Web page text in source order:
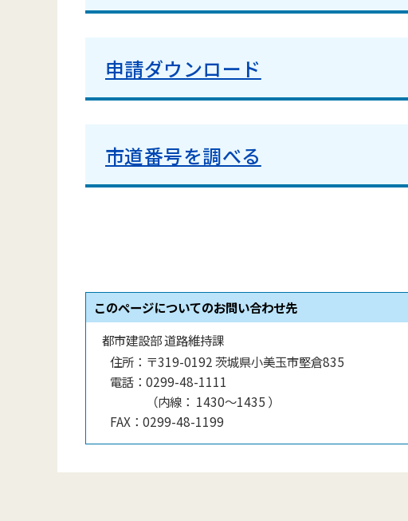
申請ダウンロード
市道番号を調べる
このページについてのお問い合わせ先
都市建設部 道路維持課
住所： 〒319-0192 茨城県小美玉市堅倉835
電話： 0299-48-1111
（内線 ： 1430〜1435 ）
FAX： 0299-48-1199